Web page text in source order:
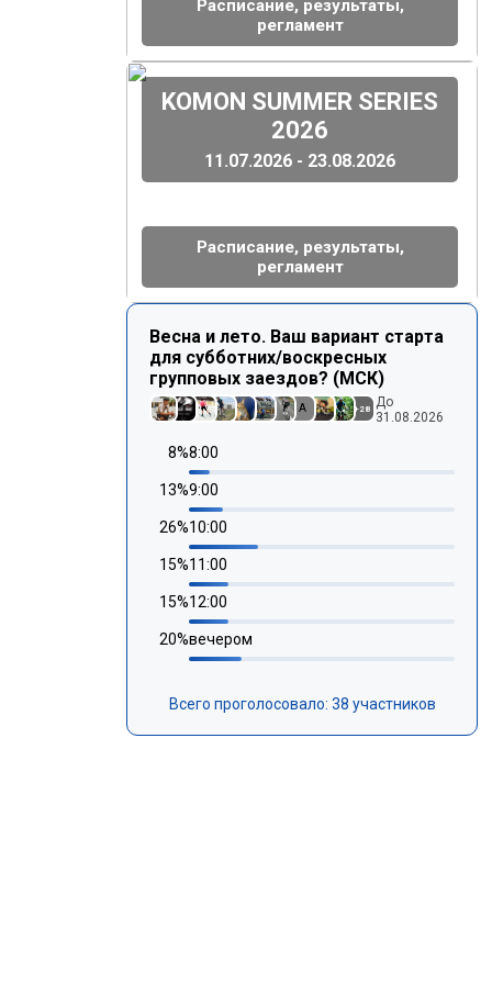
Расписание, результаты,
регламент
(
KOMON SUMMER SERIES
2026
11.07.2026 - 23.08.2026
Расписание, результаты,
регламент
)
Весна и лето. Ваш вариант старта
для субботних/воскресных
групповых заездов? (МСК)
A +28
До
31.08.2026
8%8:00
13%9:00
26%10:00
15%11:00
15%12:00
20%вечером
Всего проголосовало: 38 участников